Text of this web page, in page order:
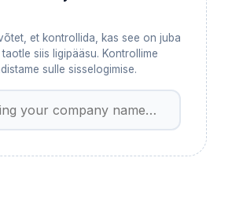
et kontrollida, kas see on juba
siis ligipääsu. Kontrollime
sulle sisselogimise.